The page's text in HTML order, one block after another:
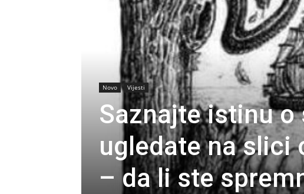
Novo Vijesti
Saznajte istinu o
ugledate na slici
– da li ste